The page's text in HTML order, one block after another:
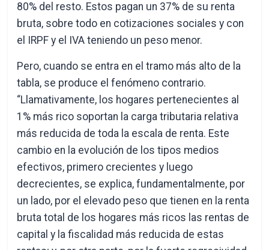
80% del resto. Estos pagan un 37% de su renta
bruta, sobre todo en cotizaciones sociales y con
el IRPF y el IVA teniendo un peso menor.
Pero, cuando se entra en el tramo más alto de la
tabla, se produce el fenómeno contrario.
“Llamativamente, los hogares pertenecientes al
1% más rico soportan la carga tributaria relativa
más reducida de toda la escala de renta. Este
cambio en la evolución de los tipos medios
efectivos, primero crecientes y luego
decrecientes, se explica, fundamentalmente, por
un lado, por el elevado peso que tienen en la renta
bruta total de los hogares más ricos las rentas de
capital y la fiscalidad más reducida de estas